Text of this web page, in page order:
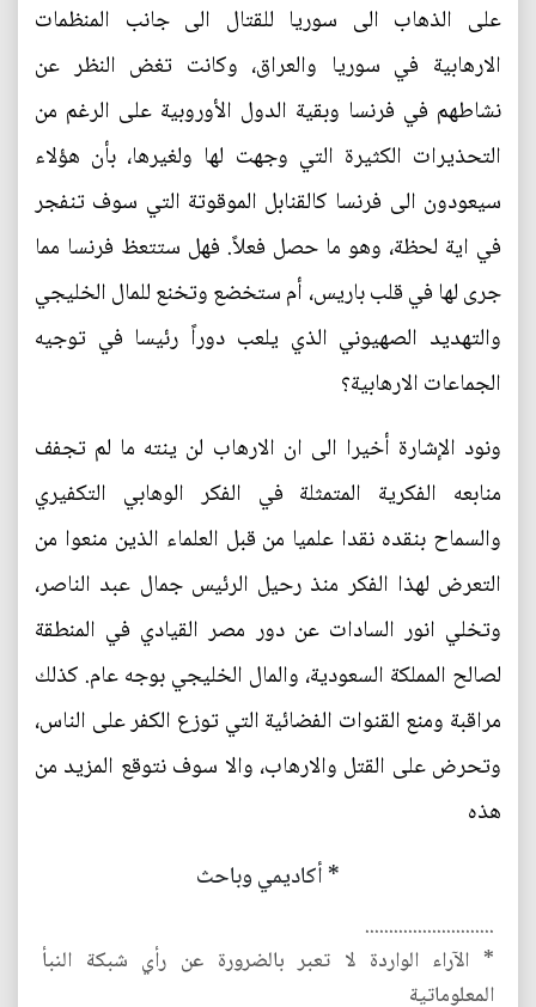
على الذهاب الى سوريا للقتال الى جانب المنظمات
الارهابية في سوريا والعراق، وكانت تغض النظر عن
نشاطهم في فرنسا وبقية الدول الأوروبية على الرغم من
التحذيرات الكثيرة التي وجهت لها ولغيرها، بأن هؤلاء
سيعودون الى فرنسا كالقنابل الموقوتة التي سوف تنفجر
في اية لحظة، وهو ما حصل فعلاً. فهل ستتعظ فرنسا مما
جرى لها في قلب باريس، أم ستخضع وتخنع للمال الخليجي
والتهديد الصهيوني الذي يلعب دوراً رئيسا في توجيه
الجماعات الارهابية؟
ونود الإشارة أخيرا الى ان الارهاب لن ينته ما لم تجفف
منابعه الفكرية المتمثلة في الفكر الوهابي التكفيري
والسماح بنقده نقدا علميا من قبل العلماء الذين منعوا من
التعرض لهذا الفكر منذ رحيل الرئيس جمال عبد الناصر،
وتخلي انور السادات عن دور مصر القيادي في المنطقة
لصالح المملكة السعودية، والمال الخليجي بوجه عام. كذلك
مراقبة ومنع القنوات الفضائية التي توزع الكفر على الناس،
وتحرض على القتل والارهاب، والا سوف نتوقع المزيد من
هذه
* أكاديمي وباحث
...........................
* الآراء الواردة لا تعبر بالضرورة عن رأي شبكة النبأ
المعلوماتية